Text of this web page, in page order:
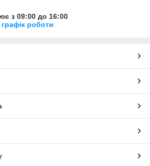
з 09:00 до 16:00
роботи